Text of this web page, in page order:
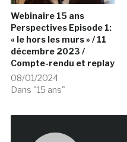
Webinaire 15 ans
Perspectives Episode 1:
« le hors les murs » / 11
décembre 2023 /
Compte-rendu et replay
08/01/2024
Dans "15 ans"